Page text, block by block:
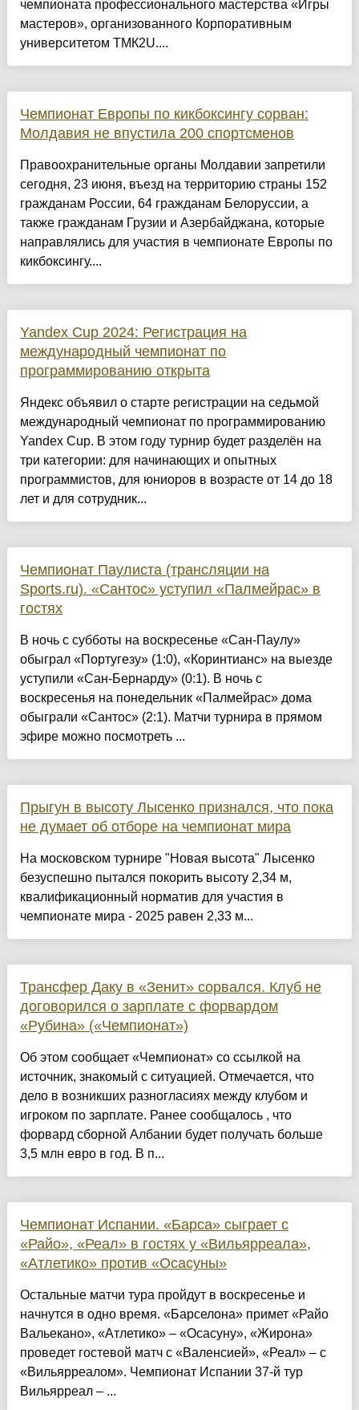
чемпионата профессионального мастерства «Игры
мастеров», организованного Корпоративным
университетом ТМК2U....
Чемпионат Европы по кикбоксингу сорван:
Молдавия не впустила 200 спортсменов
Правоохранительные органы Молдавии запретили
сегодня, 23 июня, въезд на территорию страны 152
гражданам России, 64 гражданам Белоруссии, а
также гражданам Грузии и Азербайджана, которые
направлялись для участия в чемпионате Европы по
кикбоксингу....
Yandex Cup 2024: Регистрация на
международный чемпионат по
программированию открыта
Яндекс объявил о старте регистрации на седьмой
международный чемпионат по программированию
Yandex Cup. В этом году турнир будет разделён на
три категории: для начинающих и опытных
программистов, для юниоров в возрасте от 14 до 18
лет и для сотрудник...
Чемпионат Паулиста (трансляции на
Sports.ru). «Сантос» уступил «Палмейрас» в
гостях
В ночь с субботы на воскресенье «Сан-Паулу»
обыграл «Португезу» (1:0), «Коринтианс» на выезде
уступили «Сан-Бернарду» (0:1). В ночь с
воскресенья на понедельник «Палмейрас» дома
обыграли «Сантос» (2:1). Матчи турнира в прямом
эфире можно посмотреть ...
Прыгун в высоту Лысенко признался, что пока
не думает об отборе на чемпионат мира
На московском турнире "Новая высота" Лысенко
безуспешно пытался покорить высоту 2,34 м,
квалификационный норматив для участия в
чемпионате мира - 2025 равен 2,33 м...
Трансфер Даку в «Зенит» сорвался. Клуб не
договорился о зарплате с форвардом
«Рубина» («Чемпионат»)
Об этом сообщает «Чемпионат» со ссылкой на
источник, знакомый с ситуацией. Отмечается, что
дело в возникших разногласиях между клубом и
игроком по зарплате. Ранее сообщалось , что
форвард сборной Албании будет получать больше
3,5 млн евро в год. В п...
Чемпионат Испании. «Барса» сыграет с
«Райо», «Реал» в гостях у «Вильярреала»,
«Атлетико» против «Осасуны»
Остальные матчи тура пройдут в воскресенье и
начнутся в одно время. «Барселона» примет «Райо
Вальекано», «Атлетико» – «Осасуну», «Жирона»
проведет гостевой матч с «Валенсией», «Реал» – с
«Вильярреалом». Чемпионат Испании 37-й тур
Вильярреал – ...